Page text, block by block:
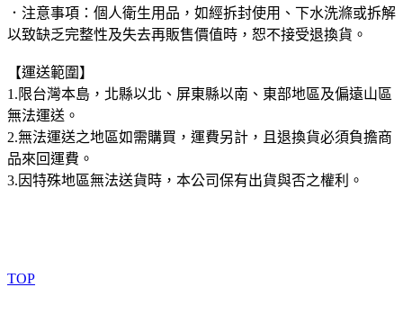
．注意事項：個人衛生用品，如經拆封使用、下水洗滌或拆解
以致缺乏完整性及失去再販售價值時，恕不接受退換貨。
【運送範圍】
1.限台灣本島，北縣以北、屏東縣以南、東部地區及偏遠山區
無法運送。
2.無法運送之地區如需購買，運費另計，且退換貨必須負擔商
品來回運費。
3.因特殊地區無法送貨時，本公司保有出貨與否之權利。
TOP